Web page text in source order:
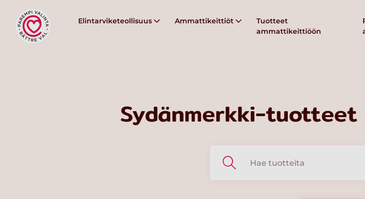
Elintarviketeollisuus Ammattikeittiöt
Tuotteet
ammattikeittiöön
Sydänmerkki-